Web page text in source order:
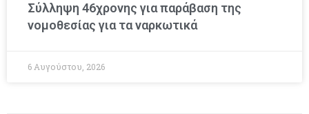
Σύλληψη 46χρονης για παράβαση της
νομοθεσίας για τα ναρκωτικά
6 Αυγούστου, 2026